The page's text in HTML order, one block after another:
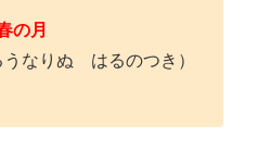
の月
なりぬ はるのつき）